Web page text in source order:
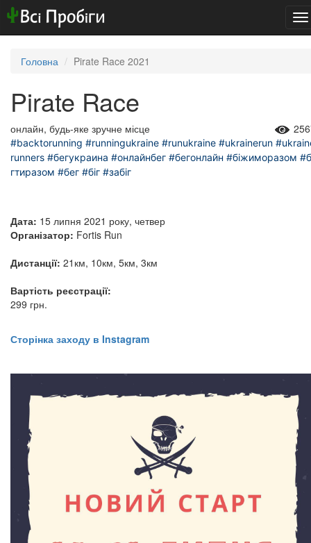
Головна Pirate Race 2021
Pirate Race
онлайн, будь-яке зручне місце
#backtorunning #runningukraine #runukraine #ukrainerun
runners #бегукраина #онлайнбег #бегонлайн #біжиморазом
гтиразом #бег #біг #забіг
Дата: 15 липня 2021 року, четвер
Організатор: Fortis Run
Дистанції: 21км, 10км, 5км, 3км
Вартість реєстрації:
299 грн.
Сторінка заходу в Instagram